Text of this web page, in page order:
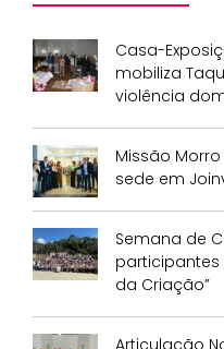
Casa-
mobiliza
violência
Missão
sede em
Semana de
participantes
da Criação”
Articulação